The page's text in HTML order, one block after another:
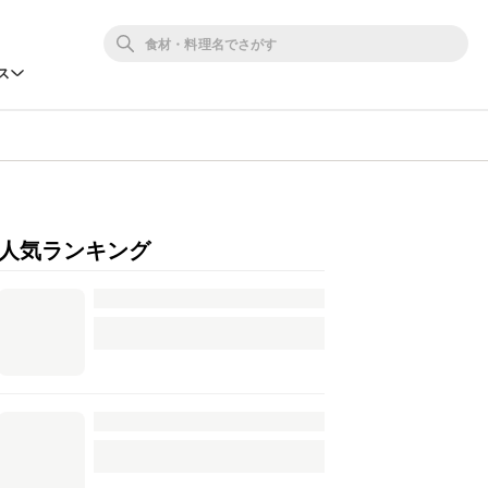
人気ランキング